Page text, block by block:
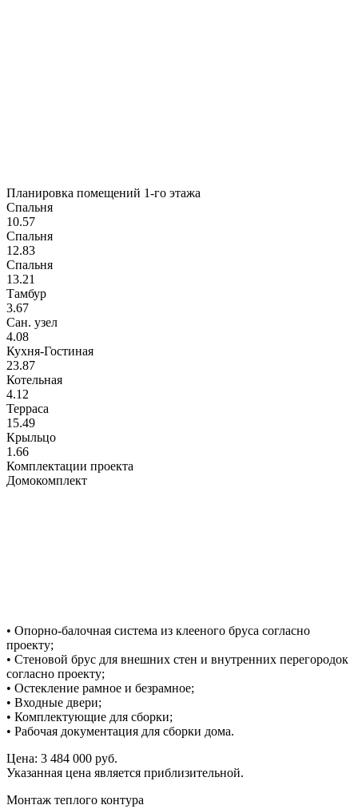
Планировка помещений 1-го этажа
Спальня
10.57
Спальня
12.83
Спальня
13.21
Тамбур
3.67
Сан. узел
4.08
Кухня-Гостиная
23.87
Котельная
4.12
Терраса
15.49
Крыльцо
1.66
Комплектации проекта
Домокомплект
• Опорно-балочная система из клееного бруса согласно
проекту;
• Стеновой брус для внешних стен и внутренних перегородок
согласно проекту;
• Остекление рамное и безрамное;
• Входные двери;
• Комплектующие для сборки;
• Рабочая документация для сборки дома.
Цена: 3 484 000 руб.
Указанная цена является приблизительной.
Монтаж теплого контура